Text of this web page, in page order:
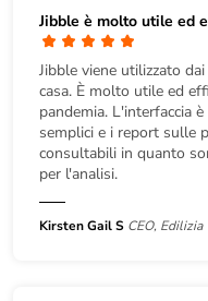
Jibble è molto utile ed
Jibble viene utilizzato
casa. È molto utile ed
pandemia. L'interfaccia
semplici e i report sulle
consultabili in quanto
per l'analisi.
Kirsten Gail S CEO, Edilizia